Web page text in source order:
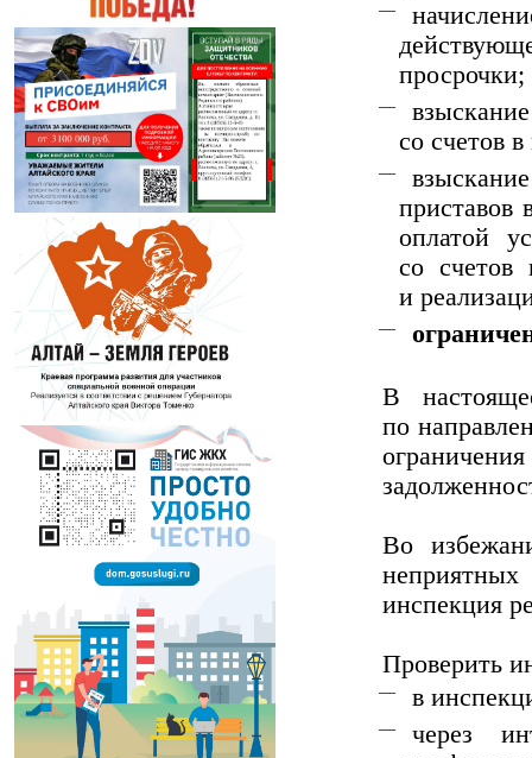
просрочки;
со счетов
приставов
оплатой
со счетов
и
В
по
Во
инспекция
Проверить
в
через